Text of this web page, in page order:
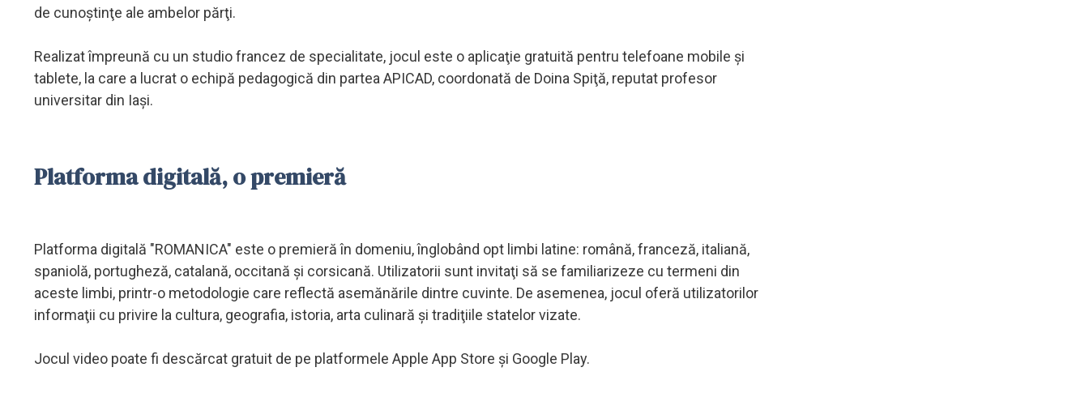
de cunoştinţe ale ambelor părţi.
Realizat împreună cu un studio francez de specialitate, jocul este o aplicaţie gratuită pentru telefoane mobile şi
tablete, la care a lucrat o echipă pedagogică din partea APICAD, coordonată de Doina Spiţă, reputat profesor
universitar din Iaşi.
Platforma digitală, o premieră
Platforma digitală "ROMANICA" este o premieră în domeniu, înglobând opt limbi latine: română, franceză, italiană,
spaniolă, portugheză, catalană, occitană şi corsicană. Utilizatorii sunt invitaţi să se familiarizeze cu termeni din
aceste limbi, printr-o metodologie care reflectă asemănările dintre cuvinte. De asemenea, jocul oferă utilizatorilor
informaţii cu privire la cultura, geografia, istoria, arta culinară şi tradiţiile statelor vizate.
Jocul video poate fi descărcat gratuit de pe platformele Apple App Store şi Google Play.